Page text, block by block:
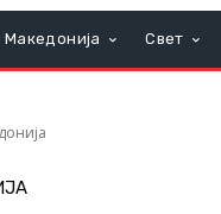
Македонија Свет